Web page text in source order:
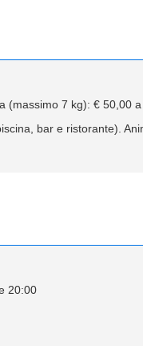
(massimo 7 kg): € 50,00
bar e ristorante).
20:00